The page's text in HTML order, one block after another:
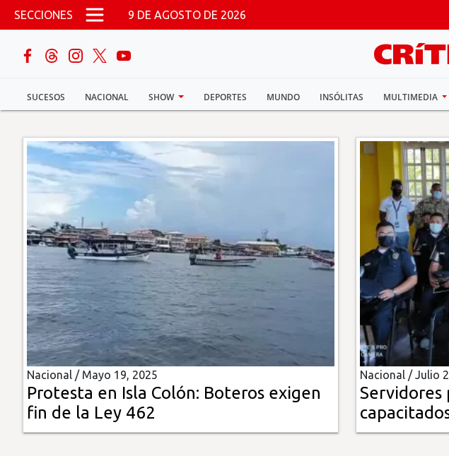
Pasar al contenido principal
SECCIONES 9 DE AGOSTO DE 2026
SUCESOS NACIONAL SHOW DEPORTES MUNDO INSÓLITAS MULTIMEDIA
buscar
Sucesos
Nacional
Política
Show
Deportes
Mundo
Insólitas
Multimedia
Impreso
Nacional / Mayo 19, 2025
Protesta en Isla Colón: Boteros exigen
fin de la Ley 462
Nacional /Julio
Servidores